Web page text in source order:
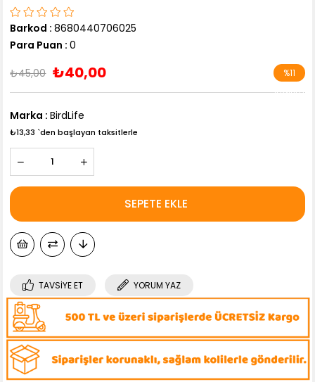
Barkod : 8680440706025
Para Puan : 0
₺45,00 ₺40,00 %11
İndirim
Marka : BirdLife
₺13,33 `den başlayan taksitlerle
TAVSIYE ET YORUM YAZ